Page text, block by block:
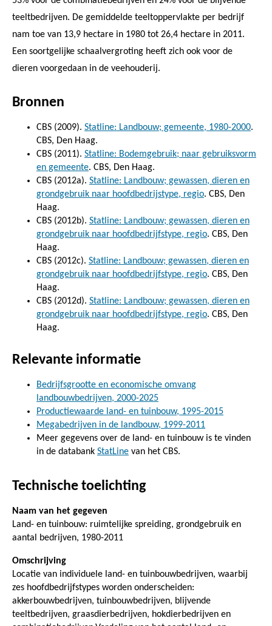
teeltbedrijven. De gemiddelde teeltoppervlakte per bedrijf
nam toe van 13,9 hectare in 1980 tot 26,4 hectare in 2011.
Een soortgelijke schaalvergroting heeft zich ook voor de
dieren voorgedaan in de veehouderij.
Bronnen
CBS (2009). Statline: Landbouw; gemeente, 1980-2000.
CBS, Den Haag.
CBS (2011). Statline: Bodemgebruik; naar gebruiksvorm
en gemeente. CBS, Den Haag.
CBS (2012a). Statline: Landbouw; gewassen, dieren en
grondgebruik naar hoofdbedrijstype, regio. CBS, Den
Haag.
CBS (2012b). Statline: Landbouw; gewassen, dieren en
grondgebruik naar hoofdbedrijfstype, regio. CBS, Den
Haag.
CBS (2012c). Statline: Landbouw; gewassen, dieren en
grondgebruik naar hoofdbedrijfstype, regio. CBS, Den
Haag.
CBS (2012d). Statline: Landbouw; gewassen, dieren en
grondgebruik naar hoofdbedrijfstype, regio. CBS, Den
Haag.
Relevante informatie
Bedrijfsgrootte en economische omvang
landbouwbedrijven, 2000-2025
Productiewaarde land- en tuinbouw, 1995-2015
Megabedrijven in de landbouw, 1999-2011
Meer gegevens over de land- en tuinbouw is te vinden
in de databank StatLine van het CBS.
Technische toelichting
Naam van het gegeven
Land- en tuinbouw: ruimtelijke spreiding, grondgebruik en
aantal bedrijven, 1980-2011
Omschrijving
Locatie van individuele land- en tuinbouwbedrijven, waarbij
zes hoofdbedrijfstypes worden onderscheiden:
akkerbouwbedrijven, tuinbouwbedrijven, blijvende
teeltbedrijven, graasdierbedrijven, hokdierbedrijven en